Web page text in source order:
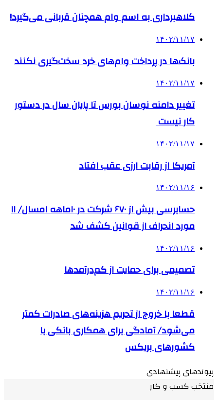
کلاهبرداری به اسم وام‌ همچنان قربانی می‌گیرد!
۱۴۰۲/۱۱/۱۷
بانک‌ها در پرداخت وام‌های خرد سخت‌گیری نکنند
۱۴۰۲/۱۱/۱۷
تغییر دامنه نوسان بورس تا پایان سال در دستور
کار نیست
۱۴۰۲/۱۱/۱۷
آمریکا از رقابت ارزی عقب افتاد
۱۴۰۲/۱۱/۱۶
حسابرسی بیش از ۶۷۰ شرکت در ۱۰ماهه امسال/ ۱۱
مورد انحراف از قوانین کشف شد
۱۴۰۲/۱۱/۱۶
تصمیمی برای حمایت از کم‌درآمدها
۱۴۰۲/۱۱/۱۶
قطعا با خروج از تحریم هزینه‌های صادرات کمتر
می‌شود/ آمادگی برای همکاری بانکی با
کشورهای بریکس
پیوندهای پیشنهادی
منتخب کسب و کار